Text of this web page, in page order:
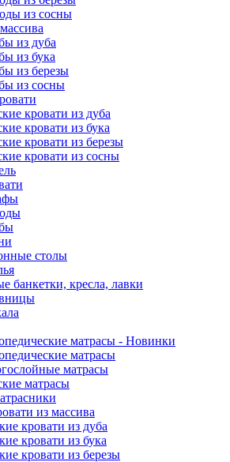
из сосны
из дуба
из бука
из березы
из сосны
кровати из дуба
кровати из бука
кровати из березы
кровати из сосны
столы
банкетки, кресла, лавки
матрасы - Новинки
матрасы
матрасы
матрасы
из массива
кровати из дуба
кровати из бука
кровати из березы